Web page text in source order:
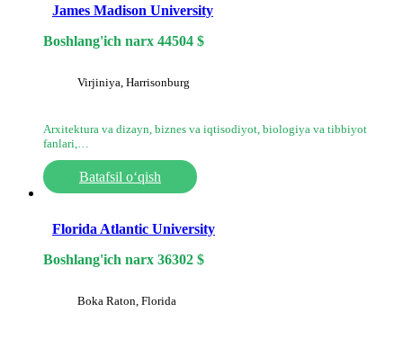
James Madison University
Boshlang'ich narx 44504 $
Virjiniya, Harrisonburg
Arxitektura va dizayn, biznes va iqtisodiyot, biologiya va tibbiyot
fanlari,…
Batafsil o‘qish
Florida Atlantic University
Boshlang'ich narx 36302 $
Boka Raton, Florida